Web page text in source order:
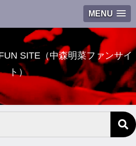
MENU
SITE（中森明菜ファンサイ
ト）